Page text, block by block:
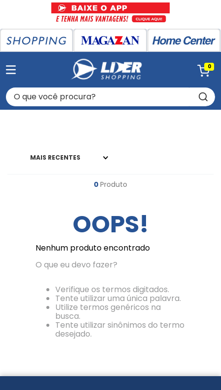
0
O que você procura?
MAIS RECENTES
0 Produto
OOPS!
Nenhum produto encontrado
O que eu devo fazer?
Verifique os termos digitados.
Tente utilizar uma única palavra.
Utilize termos genéricos na
busca.
Tente utilizar sinônimos do termo
desejado.